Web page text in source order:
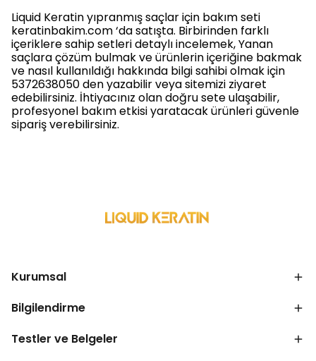
Liquid Keratin yıpranmış saçlar için bakım seti
keratinbakim.com ‘da satışta. Birbirinden farklı
içeriklere sahip setleri detaylı incelemek, Yanan
saçlara çözüm bulmak ve ürünlerin içeriğine bakmak
ve nasıl kullanıldığı hakkında bilgi sahibi olmak için
5372638050 den yazabilir veya sitemizi ziyaret
edebilirsiniz. İhtiyacınız olan doğru sete ulaşabilir,
profesyonel bakım etkisi yaratacak ürünleri güvenle
sipariş verebilirsiniz.
Kurumsal
Bilgilendirme
Testler ve Belgeler